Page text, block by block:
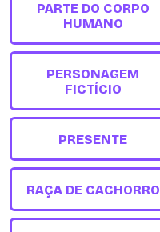
PARTE DO CORPO
HUMANO
PERSONAGEM
FICTÍCIO
PRESENTE
RAÇA DE CACHORRO